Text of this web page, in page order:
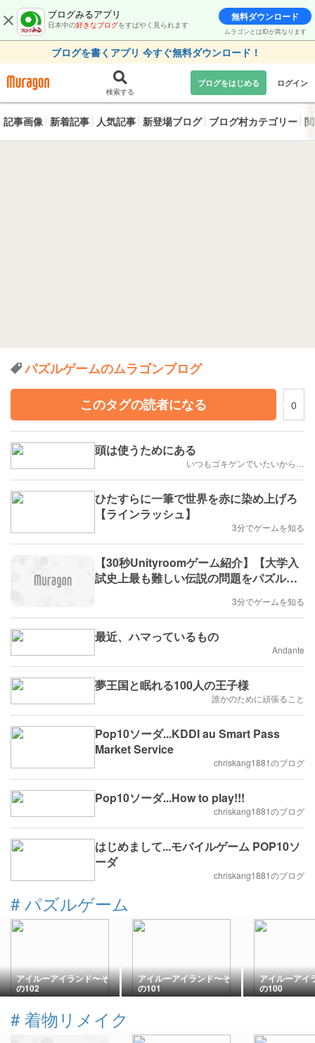
ブログみるアプリ
日本中の好きなブログをすばやく見られます
無料ダウンロード
ムラゴンとはIDが異なります
ブログを書くアプリ 今すぐ無料ダウンロード！
検索する
ブログをはじめる ログイン
記事画像 新着記事 人気記事 新登場ブログ ブログ村カテゴリー
パズルゲームのムラゴンブログ
このタグの読者になる
0
頭は使うためにある
いつもゴキゲンでいたいから…
ひたすらに一筆で世界を赤に染め上げろ
【ラインラッシュ】
3分でゲームを知る
【30秒Unityroomゲーム紹介】【大学入
試史上最も難しい伝説の問題をパズルゲ
3分でゲームを知る
最近、ハマっているもの
Andante
夢王国と眠れる100人の王子様
誰かのために頑張ること
Pop10ソーダ...KDDI au Smart Pass
Market Service
chriskang1881のブログ
Pop10ソーダ...How to play!!!
chriskang1881のブログ
はじめまして...モバイルゲーム POP10ソ
ーダ
chriskang1881のブログ
# パズルゲーム
アイルーアイランド〜そ
の102
アイルーアイランド〜そ
の101
アイルーアイ
の100
# 着物リメイク